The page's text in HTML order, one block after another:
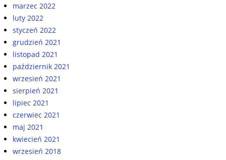
marzec 2022
luty 2022
styczeń 2022
grudzień 2021
listopad 2021
październik 2021
wrzesień 2021
sierpień 2021
lipiec 2021
czerwiec 2021
maj 2021
kwiecień 2021
wrzesień 2018